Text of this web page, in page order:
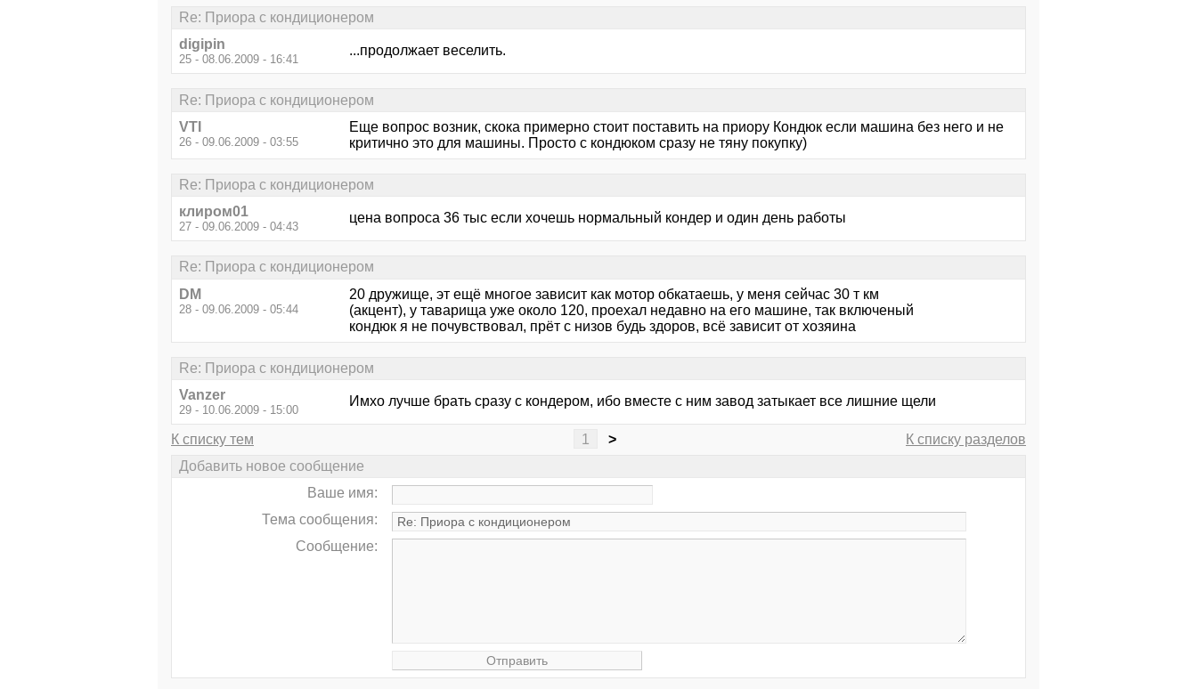
Re: Приора с кондиционером
digipin
25 - 08.06.2009 - 16:41
...продолжает веселить.
Re: Приора с кондиционером
VTI
26 - 09.06.2009 - 03:55
Еще вопрос возник, скока примерно стоит поставить на приору Кондюк если машина без него и не
критично это для машины. Просто с кондюком сразу не тяну покупку)
Re: Приора с кондиционером
клиром01
27 - 09.06.2009 - 04:43
цена вопроса 36 тыс если хочешь нормальный кондер и один день работы
Re: Приора с кондиционером
DM
28 - 09.06.2009 - 05:44
20 дружище, эт ещё многое зависит как мотор обкатаешь, у меня сейчас 30 т км
(акцент), у таварища уже около 120, проехал недавно на его машине, так включеный
кондюк я не почувствовал, прёт с низов будь здоров, всё зависит от хозяина
Re: Приора с кондиционером
Vanzer
29 - 10.06.2009 - 15:00
Имхо лучше брать сразу с кондером, ибо вместе с ним завод затыкает все лишние щели
К списку тем 1 >
К списку разделов
Добавить новое сообщение
Ваше имя:
Тема сообщения:
Сообщение: